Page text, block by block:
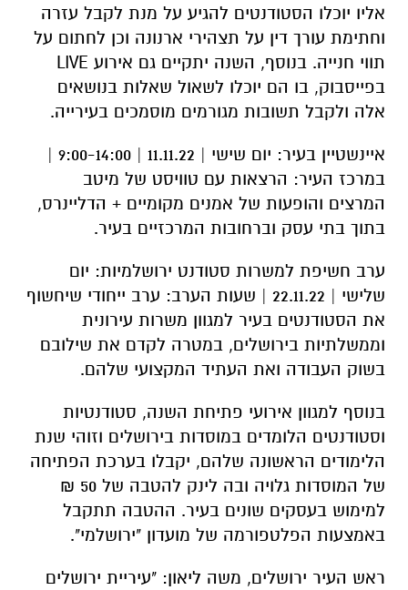
אליו יוכלו הסטודנטים להגיע על מנת לקבל עזרה
וחתימת עורך דין על תצהירי ארנונה וכן לחתום על
תווי חנייה. בנוסף, השנה יתקיים גם אירוע LIVE
בפייסבוק, בו הם יוכלו לשאול שאלות בנושאים
אלה ולקבל תשובות מגורמים מוסמכים בעירייה.
איינשטיין בעיר: יום שישי | 11.11.22 | 9:00-14:00 |
במרכז העיר: הרצאות עם טוויסט של מיטב
המרצים והופעות של אמנים מקומיים + הדליינרס,
בתוך בתי עסק וברחובות המרכזיים בעיר.
ערב חשיפת למשרות סטודנט ירושלמיות: יום
שלישי | 22.11.22 | שעות הערב: ערב ייחודי שיחשוף
את הסטודנטים בעיר למגוון משרות עירונית
וממשלתיות בירושלים, במטרה לקדם את שילובם
בשוק העבודה ואת העתיד המקצועי שלהם.
בנוסף למגוון אירועי פתיחת השנה, סטודנטיות
וסטודנטים הלומדים במוסדות בירושלים וזוהי שנת
הלימודים הראשונה שלהם, יקבלו בערכת הפתיחה
של המוסדות גלויה ובה לינק להטבה של 50 ₪
למימוש בעסקים שונים בעיר. ההטבה תתקבל
באמצעות הפלטפורמה של מועדון "ירושלמי".
ראש העיר ירושלים, משה ליאון: "עיריית ירושלים